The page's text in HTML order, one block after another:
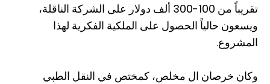
تقريباً من 100-300 ألف دولار على الشركة الناقلة،
ويسعون حالياً الحصول على الملكية الفكرية لهذا
المشروع.
وكان خرصان ال مخلص، كمختص في النقل الطبي